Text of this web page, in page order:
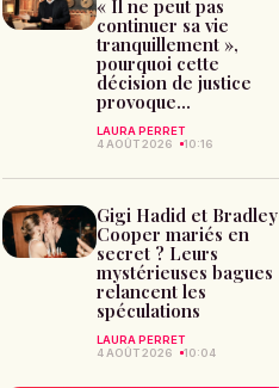
« Il ne peut pas
continuer sa vie
tranquillement »,
pourquoi cette
décision de justice
provoque...
LAURA PERRET
4 AOÛT 2026
10:16
Gigi Hadid et Bradley
Cooper mariés en
secret ? Leurs
mystérieuses bagues
relancent les
spéculations
LAURA PERRET
4 AOÛT 2026
10:04